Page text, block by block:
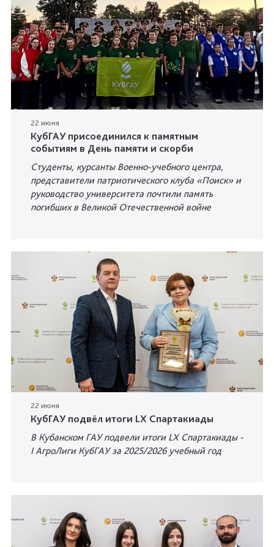
22 июня
КубГАУ присоединился к памятным
событиям в День памяти и скорби
Студенты, курсанты Военно-учебного центра,
представители патриотического клуба «Поиск» и
руководство университета почтили память
погибших в Великой Отечественной войне
22 июня
КубГАУ подвёл итоги LX Спартакиады
В Кубанском ГАУ подвели итоги LX Спартакиады -
I АгроЛиги КубГАУ за 2025/2026 учебный год